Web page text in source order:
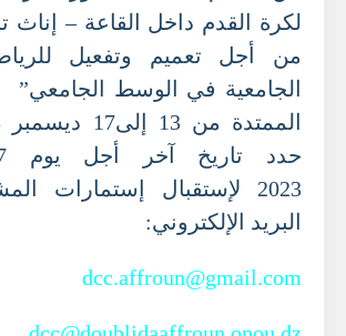
لكرة القدم داخل القاعة – إناث
من أجل تعميم وتفعيل
الجامعية في الوسط الجامعي”
2023
لإستقبال إستمارات ا
البريد ا لإلكتروني:
dcc.affroun@gmail.com